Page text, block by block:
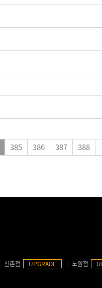
385 386 387 388
신촌점 UPGRADE 노원점